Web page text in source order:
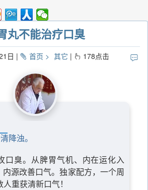
丸不能治疗口臭
日 首页 其它 178点击
降浊。
口臭。从脾胃气机、内在运化入
源改善口气。独家配方，一个周
重获清新口气！